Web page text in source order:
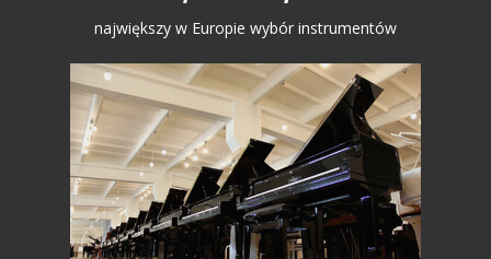
największy w Europie wybór instrumentów